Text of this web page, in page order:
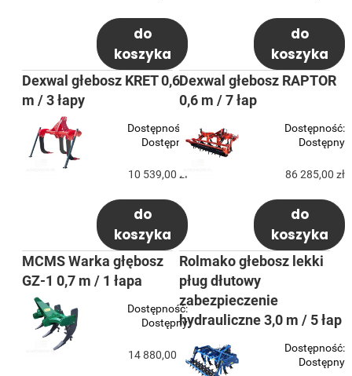
do
koszyka
do
koszyka
Dexwal głebosz KRET 0,6
m / 3 łapy
Dostępność:
Dostępny
10 539,00 zł
do
koszyka
Dexwal głebosz RAPTOR
0,6 m / 7 łap
Dostępność:
Dostępny
86 285,00 zł
do
koszyka
MCMS Warka głębosz
GZ-1 0,7 m / 1 łapa
Dostępność:
Dostępny
14 880,00 zł
Rolmako głebosz lekki
pług dłutowy
zabezpieczenie
hydrauliczne 3,0 m / 5 łap
Dostępność:
Dostępny